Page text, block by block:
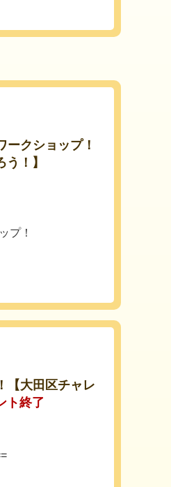
ークショップ！
！】
プ！
【大田区チャレ
ト終了